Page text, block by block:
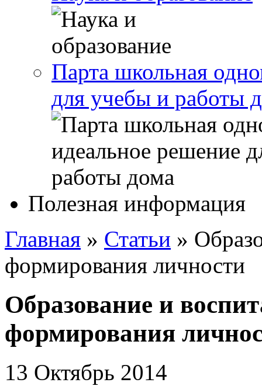
Парта школьная
для учебы и работы
Полезная информация
Главная » Статьи »
формирования личности
Образование и
формирования
13 Октябрь 2014